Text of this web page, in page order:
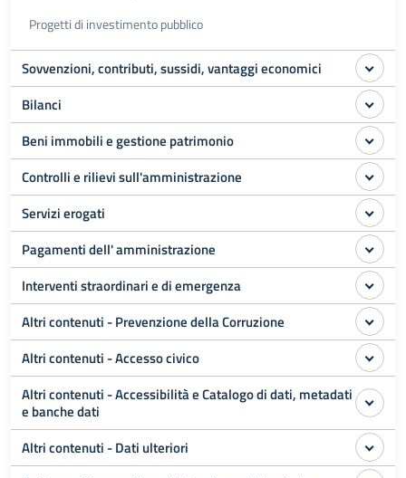
Progetti di investimento pubblico
Sovvenzioni, contributi, sussidi, vantaggi economici
Bilanci
Beni immobili e gestione patrimonio
Controlli e rilievi sull'amministrazione
Servizi erogati
Pagamenti dell' amministrazione
Interventi straordinari e di emergenza
Altri contenuti - Prevenzione della Corruzione
Altri contenuti - Accesso civico
Altri contenuti - Accessibilità e Catalogo di dati, metadati
e banche dati
Altri contenuti - Dati ulteriori